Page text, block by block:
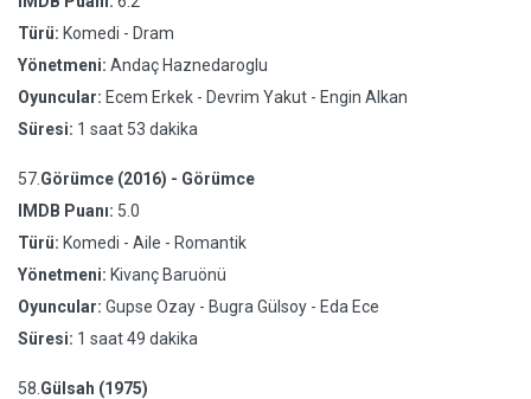
Türü: Komedi - Dram
Yönetmeni: Andaç Haznedaroglu
Oyuncular: Ecem Erkek - Devrim Yakut - Engin Alkan
Süresi: 1 saat 53 dakika
57. Görümce (2016) - Görümce
IMDB Puanı: 5.0
Türü: Komedi - Aile - Romantik
Yönetmeni: Kivanç Baruönü
Oyuncular: Gupse Ozay - Bugra Gülsoy - Eda Ece
Süresi: 1 saat 49 dakika
58. Gülsah (1975)